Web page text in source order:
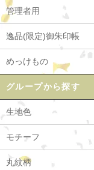
管理者用
逸品(限定)御朱印帳
めっけもの
グループから探す
生地色
モチーフ
丸紋柄